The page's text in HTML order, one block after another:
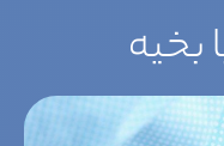
بخیه